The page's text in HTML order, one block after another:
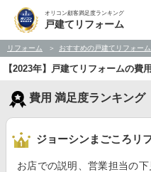
オリコン顧客満足度ランキング
戸建てリフォーム
リフォーム おすすめの戸建てリフォー
【2023年】戸建てリフォームの費
費用 満足度ランキング
ジョーシンまごころリ
お店での説明、営業担当の